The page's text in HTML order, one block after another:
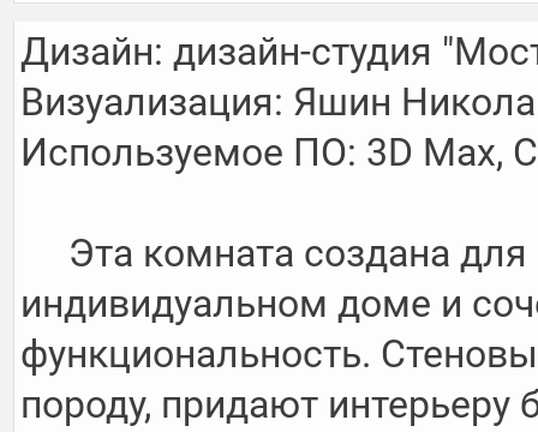
Дизайн: дизайн-студия
Визуализация: Яшин
Используемое ПО: 3D Max,
индивидуальном доме и
функциональность.
породу, придают интерьеру